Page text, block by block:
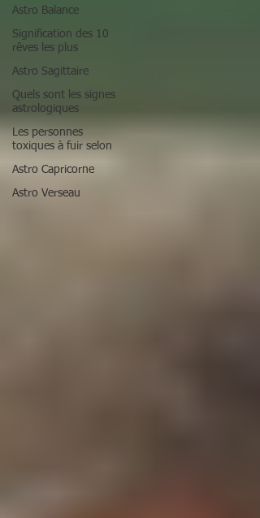
Astro Balance
Signification des 10
rêves les plus
Astro Sagittaire
Quels sont les signes
astrologiques
Les personnes
toxiques à fuir selon
Astro Capricorne
Astro Verseau